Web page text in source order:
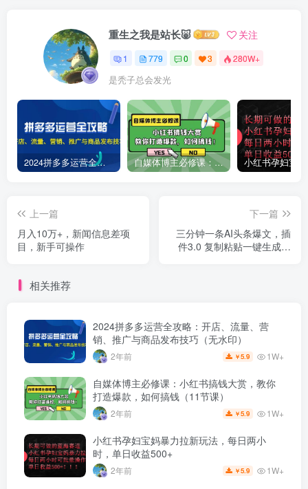
重生之我是站长🐷 关注
1 779 0 3 280W+
是秃子总会发光
2024拼多多运营全攻略：开店、流量、营销、推广与商品发布技巧（无水印） 自媒体博主必修课：小红书搞钱大赏，教你打造爆款，如何搞钱（11节课）
上一篇
月入10万+，新闻信息差项
目，新手可操作
下一篇
三分钟一条AI头条爆文，插
件3.0 复制粘贴一键生成抄
相关推荐
2024拼多多运营全攻略：开店、流量、营
销、推广与商品发布技巧（无水印）
2年前 ￥5.9 1W+
自媒体博主必修课：小红书搞钱大赏，教你
打造爆款，如何搞钱（11节课）
2年前 ￥5.9 1W+
小红书孕妇宝妈暴力拉新玩法，每日两小
时，单日收益500+
2年前 ￥5.9 1W+